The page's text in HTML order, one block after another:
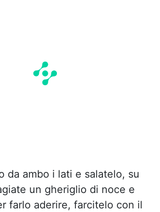
da ambo i lati e salatelo, su
un gheriglio di noce e
farlo aderire, farcitelo con il